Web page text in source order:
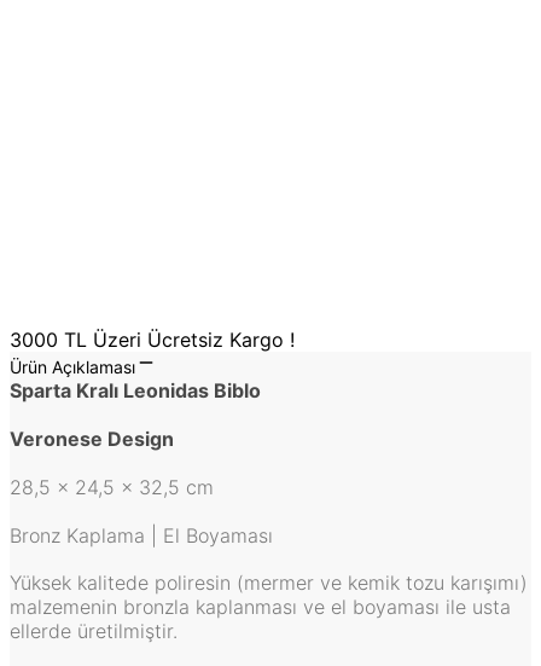
3000 TL Üzeri Ücretsiz Kargo !
Ürün Açıklaması
Sparta Kralı Leonidas Biblo
Veronese Design
28,5 x 24,5 x 32,5 cm
Bronz Kaplama | El Boyaması
Yüksek kalitede poliresin (mermer ve kemik tozu karışımı)
malzemenin bronzla kaplanması ve el boyaması ile usta
ellerde üretilmiştir.